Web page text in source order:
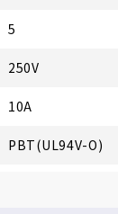
5
250V
10A
PBT(UL94V-O)